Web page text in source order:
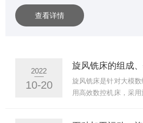
等制造业的核心装备。它以独特的加
解决了传统车削工艺难以应对的复杂
其核心特点是通过高精度的刀具路径
上切削出精确的球面轮廓。与普通车
锥面加工不同，球头车床通过多轴联动
查看详情
2022
10-20
旋风铣床是针对大模
用高效数控机床，采用